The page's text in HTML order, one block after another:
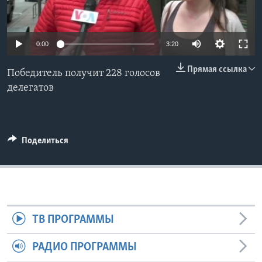
Learning English
СОЦИАЛЬНЫЕ СЕТИ
0:00 3:20
Прямая ссылка
Победитель получит 228 голосов
делегатов
Поделиться
ТВ ПРОГРАММЫ
РАДИО ПРОГРАММЫ